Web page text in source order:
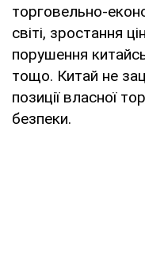
торговельно-
світі, зростання
порушення
тощо. Китай не
позиції власної
безпеки.